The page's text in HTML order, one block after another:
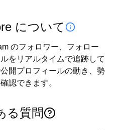
について
のフォロワー、フォロー
をリアルタイムで追跡して
開プロフィールの動き、勢
認できます。
る質問